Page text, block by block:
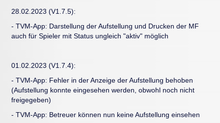
28.02.2023 (V1.7.5):
- TVM-App: Darstellung der Aufstellung und Drucken der MF
auch für Spieler mit Status ungleich "aktiv" möglich
01.02.2023 (V1.7.4):
- TVM-App: Fehler in der Anzeige der Aufstellung behoben
(Aufstellung konnte eingesehen werden, obwohl noch nicht
freigegeben)
- TVM-App: Betreuer können nun keine Aufstellung einsehen